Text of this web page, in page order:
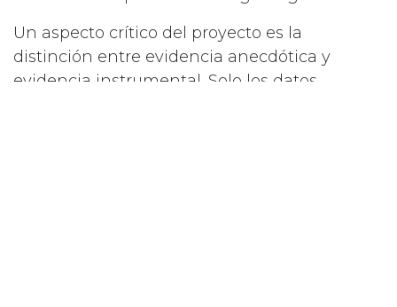
Un aspecto crítico del proyecto es la
distinción entre evidencia anecdótica y
evidencia instrumental. Solo los datos